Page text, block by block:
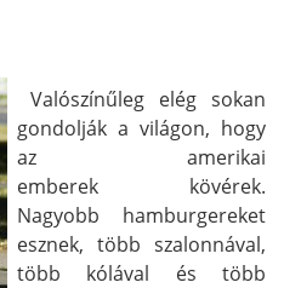
Valószínűleg elég sokan
gondolják a világon, hogy
az amerikai
emberek kövérek.
Nagyobb hamburgereket
esznek, több szalonnával,
több kólával és több